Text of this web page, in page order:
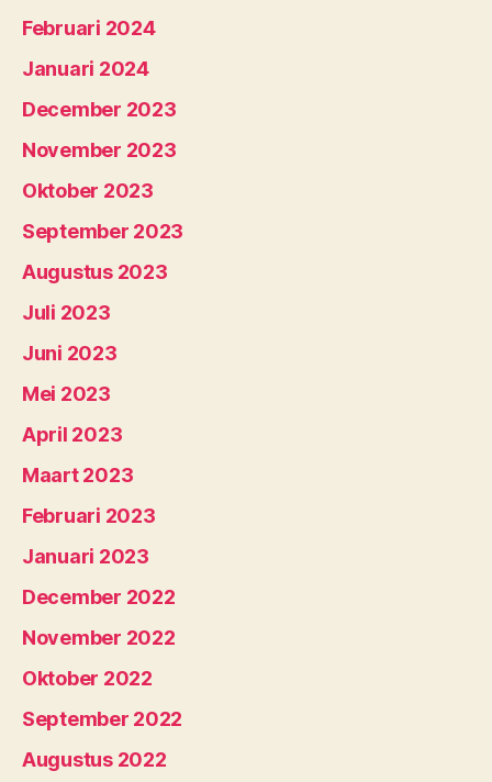
Februari 2024
Januari 2024
December 2023
November 2023
Oktober 2023
September 2023
Augustus 2023
Juli 2023
Juni 2023
Mei 2023
April 2023
Maart 2023
Februari 2023
Januari 2023
December 2022
November 2022
Oktober 2022
September 2022
Augustus 2022